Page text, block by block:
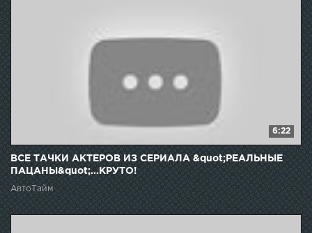
6:22
ВСЕ ТАЧКИ АКТЕРОВ ИЗ СЕРИАЛА &quot;РЕАЛЬНЫЕ
ПАЦАНЫ&quot;...КРУТО!
АвтоТайм